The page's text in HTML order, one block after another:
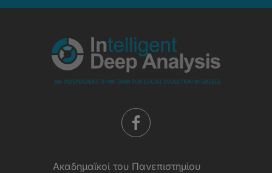
Aκαδημαϊκοί του Πανεπιστημίου